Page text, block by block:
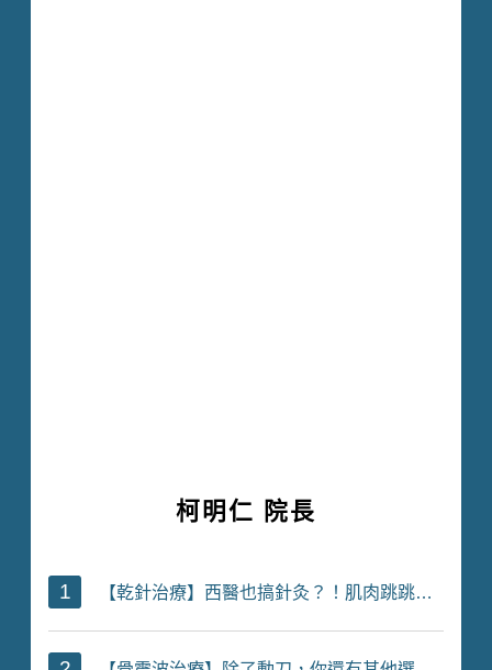
柯明仁 院長
1 【乾針治療】西醫也搞針灸？！肌肉跳跳跳，痠痛修復ing